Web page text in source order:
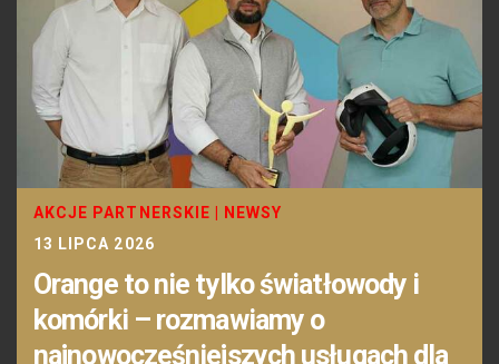
AKCJE PARTNERSKIE
NEWSY
13 LIPCA 2026
Orange to nie tylko światłowody i
komórki – rozmawiamy o
najnowocześniejszych usługach dla